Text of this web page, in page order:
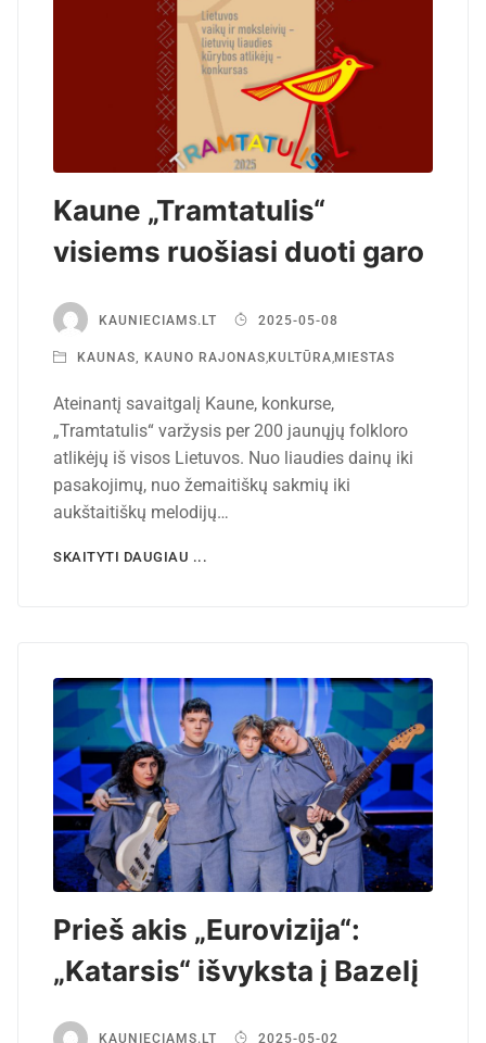
Kaune „Tramtatulis“
visiems ruošiasi duoti garo
KAUNIECIAMS.LT 2025-05-08
KAUNAS, KAUNO RAJONAS,KULTŪRA,MIESTAS
Ateinantį savaitgalį Kaune, konkurse,
„Tramtatulis“ varžysis per 200 jaunųjų folkloro
atlikėjų iš visos Lietuvos. Nuo liaudies dainų iki
pasakojimų, nuo žemaitiškų sakmių iki
aukštaitiškų melodijų…
SKAITYTI DAUGIAU ...
Prieš akis „Eurovizija“:
„Katarsis“ išvyksta į Bazelį
KAUNIECIAMS.LT 2025-05-02